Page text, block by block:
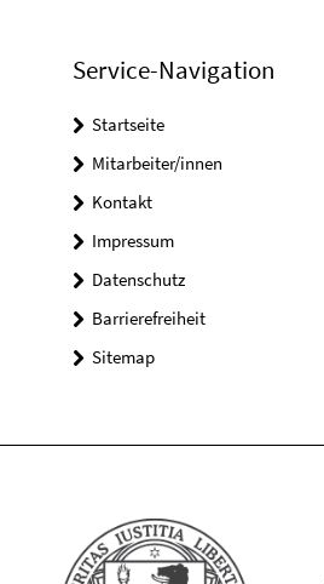
Service-Navigation
Startseite
Mitarbeiter/innen
Kontakt
Impressum
Datenschutz
Barrierefreiheit
Sitemap